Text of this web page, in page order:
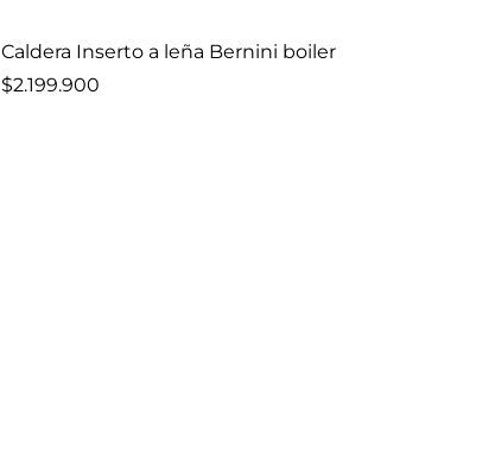
Caldera Inserto a leña Bernini boiler
$2.199.900